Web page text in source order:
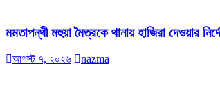
মমতাপন্থী মহুয়া মৈত্রকে থানায় হাজিরা দেওয়ার
আগস্ট ৭, ২০২৬ nazma